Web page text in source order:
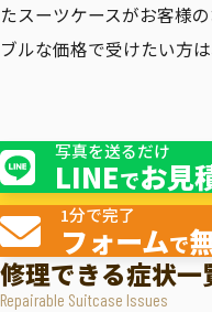
たスーツケースがお客様
ブルな価格で受けたい方
写真を送るだけ
LINEでお見
1分で完了
フォームで
修理できる症状一
Repairable Suitcase Issues